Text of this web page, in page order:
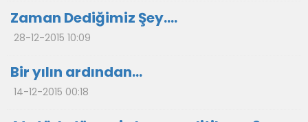
Zaman Dediğimiz Şey….
28-12-2015 10:09
Bir yılın ardından…
14-12-2015 00:18